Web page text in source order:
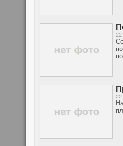
22
22